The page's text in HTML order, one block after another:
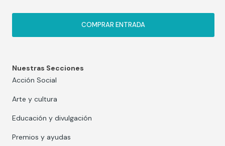
COMPRAR ENTRADA
Nuestras Secciones
Acción Social
Arte y cultura
Educación y divulgación
Premios y ayudas